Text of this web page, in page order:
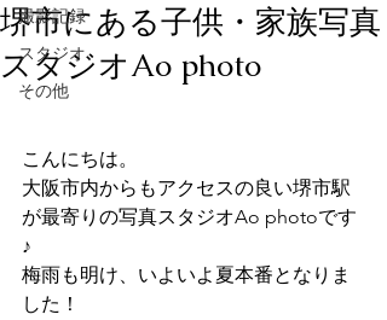
撮影記録
スタジオ
その他
堺市にある子供・家族写真
スタジオAo photo
こんにちは。
大阪市内からもアクセスの良い堺市駅
が最寄りの写真スタジオAo photoです
♪
梅雨も明け、いよいよ夏本番となりま
した！